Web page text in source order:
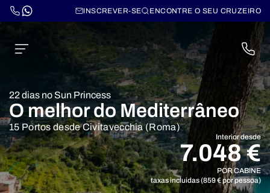
INSCREVER-SE ENCONTRE O SEU CRUZEIRO
22 dias no Sun Princess
O melhor do Mediterrâneo
15 Portos desde Civitavecchia (Roma)
Interior desde
7.048 €
POR CABINE
taxas incluidas (859 € por pessoa)